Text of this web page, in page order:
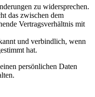
zu widersprechen.
das zwischen dem
Vertragsverhältnis mit
und verbindlich, wenn
hat.
persönlichen Daten